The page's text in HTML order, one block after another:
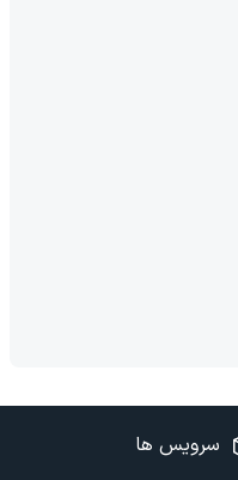
سرویس ها